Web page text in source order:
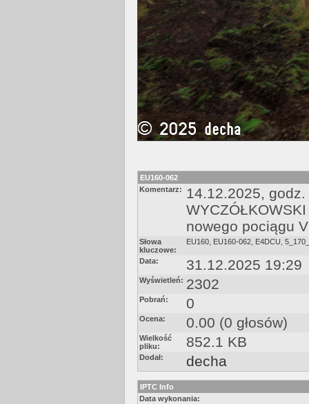
EU160-062
Komentarz:
14.12.2025,
nowego pociągu
Słowa
kluczowe:
EU160 EU160-062 E4DCU
Data: 31.12.2025 19:29
Wyświetleń: 2302
Pobrań: 0
Ocena: 0.00 (0 głosów)
Wielkość
pliku:
852.1 KB
Dodał: decha
IPTC Info
Data wykonania: